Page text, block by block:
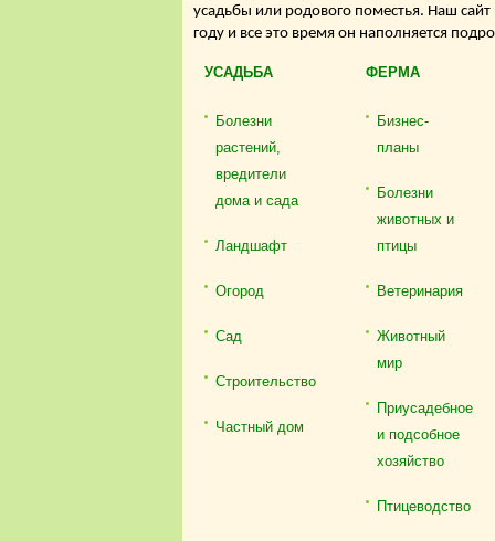
усадьбы или родового поместья. Наш
году и все это время он наполняется
УСАДЬБА
Болезни
растений,
вредители
дома и сада
Ландшафт
Огород
Сад
Строительство
Частный дом
ФЕРМА
Бизнес-
планы
Болезни
животных и
птицы
Ветеринария
Животный
мир
Приусадебное
и подсобное
хозяйство
Птицеводство